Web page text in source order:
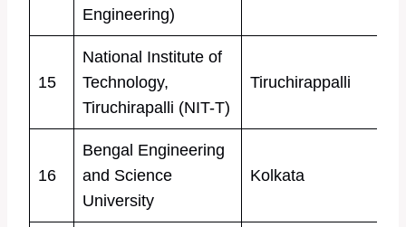
Engineering)
15
National Institute of
Technology,
Tiruchirapalli (NIT-T)
Tiruchirappalli
16
Bengal Engineering
and Science
University
Kolkata